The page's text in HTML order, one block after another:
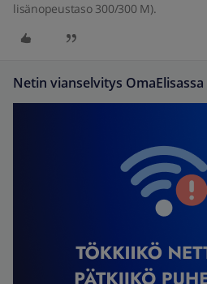
lisänopeustaso 300/300 M).
Netin vianselvitys OmaElisassa